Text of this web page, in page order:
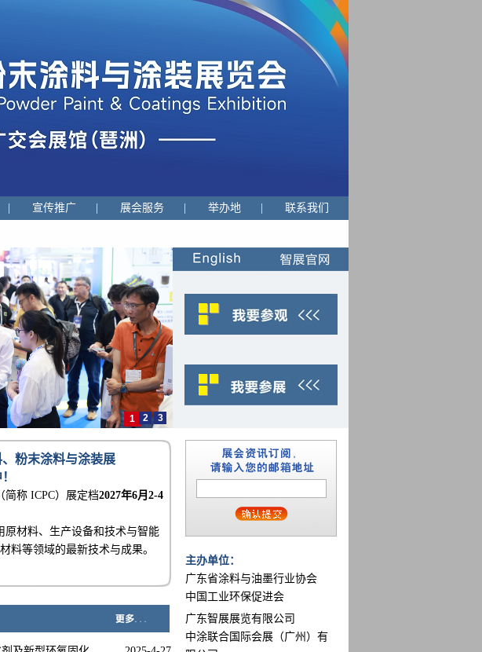
宣传推广 展会服务 举办地 联系我们
1 2 3
粉末涂料与涂装展
简称 ICPC）展定档2027年6月2-4
原材料、生产设备和技术与智能
料等领域的最新技术与成果。
主办单位：
广东省涂料与油墨行业协会
中国工业环保促进会
广东智展展览有限公司
中涂联合国际会展（广州）有